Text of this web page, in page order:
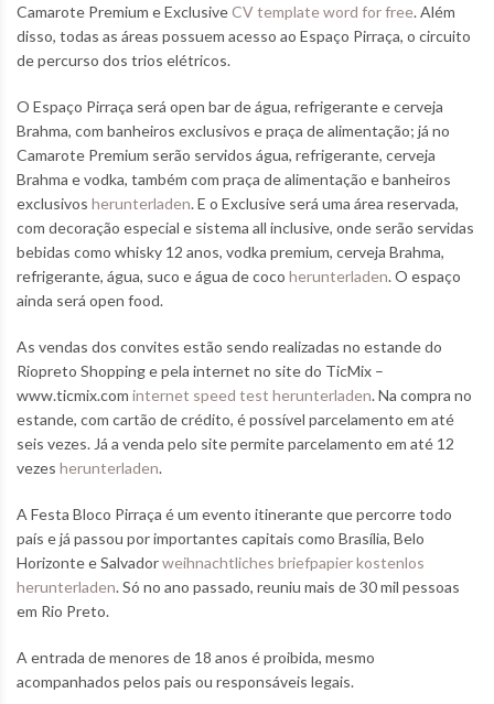
Camarote Premium e ExclusiveCV template word for free. Além
disso, todas as áreas possuem acesso ao Espaço Pirraça, o circuito
de percurso dos trios elétricos.
O Espaço Pirraça será open bar de água, refrigerante e cerveja
Brahma, com banheiros exclusivos e praça de alimentação; já no
Camarote Premium serão servidos água, refrigerante, cerveja
Brahma e vodka, também com praça de alimentação e banheiros
exclusivos herunterladen. E o Exclusive será uma área reservada,
com decoração especial e sistema all inclusive, onde serão servidas
bebidas como whisky 12 anos, vodka premium, cerveja Brahma,
refrigerante, água, suco e água de coco herunterladen. O espaço
ainda será open food.
As vendas dos convites estão sendo realizadas no estande do
Riopreto Shopping e pela internet no site do TicMix –
www.ticmix.com internet speed test herunterladen. Na compra no
estande, com cartão de crédito, é possível parcelamento em até
seis vezes. Já a venda pelo site permite parcelamento em até 12
vezes herunterladen.
A Festa Bloco Pirraça é um evento itinerante que percorre todo
país e já passou por importantes capitais como Brasília, Belo
Horizonte e Salvadorweihnachtliches briefpapier kostenlos
herunterladen. Só no ano passado, reuniu mais de 30 mil pessoas
em Rio Preto.
A entrada de menores de 18 anos é proibida, mesmo
acompanhados pelos pais ou responsáveis legais.